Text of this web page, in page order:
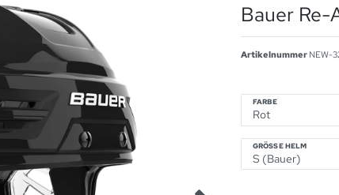
Bauer
Artikelnummer NEW-
FARBE
GRÖSSE HELM